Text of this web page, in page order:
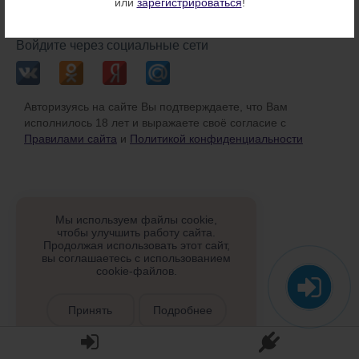
Войдите через социальные сети
Авторизуясь на сайте Вы подтверждаете, что Вам
исполнилось 18 лет и выражаете своё согласие с
Правилами сайта и Политикой конфиденциальности
Мы используем файлы cookie,
чтобы улучшить работу сайта.
Продолжая использовать этот сайт,
вы соглашаетесь с использованием
cookie-файлов.
Принять Подробнее